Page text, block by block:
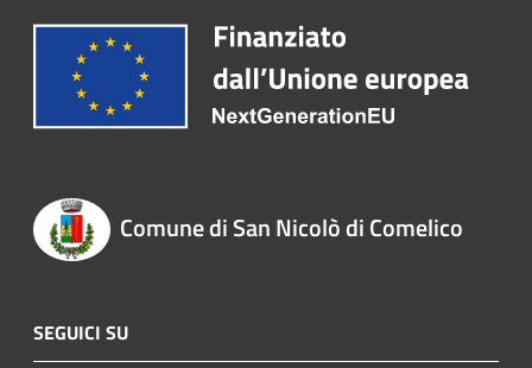
Comune di San Nicolò di Comelico
SEGUICI SU